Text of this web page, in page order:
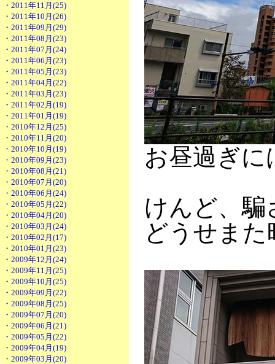
・2011年11月(25)
・2011年10月(26)
・2011年09月(29)
・2011年08月(23)
・2011年07月(24)
・2011年06月(23)
・2011年05月(23)
・2011年04月(22)
・2011年03月(23)
・2011年02月(19)
・2011年01月(19)
・2010年12月(25)
・2010年11月(20)
・2010年10月(19)
・2010年09月(23)
・2010年08月(21)
・2010年07月(20)
・2010年06月(24)
・2010年05月(22)
・2010年04月(20)
・2010年03月(24)
・2010年02月(17)
・2010年01月(23)
・2009年12月(24)
・2009年11月(25)
・2009年10月(25)
・2009年09月(22)
・2009年08月(25)
・2009年07月(20)
・2009年06月(21)
・2009年05月(22)
・2009年04月(19)
・2009年03月(20)
お昼過ぎに
けんど、騙
どうせま